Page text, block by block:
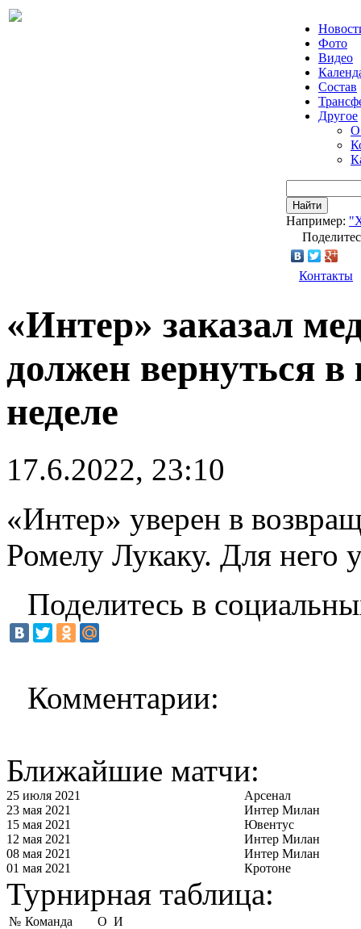
Фото
Видео
Состав
Другое
О
Найти
Например:
Контакты
«Интер» заказал
должен вернуться
неделе
17.6.2022, 23:10
«Интер» уверен в
Ромелу Лукаку. Для него
Поделитесь в
Комментарии:
Ближайшие матчи:
25 июля 2021
Арсенал
23 мая 2021
Интер Милан
15 мая 2021
Ювентус
12 мая 2021
Интер Милан
08 мая 2021
Интер Милан
01 мая 2021
Кротоне
Турнирная таблица:
№ Команда О И